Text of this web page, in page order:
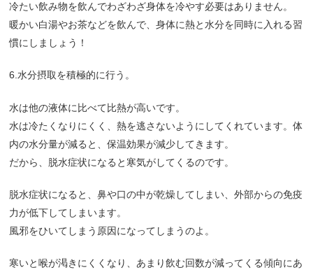
冷たい飲み物を飲んでわざわざ身体を冷やす必要はありません。
暖かい白湯やお茶などを飲んで、身体に熱と水分を同時に入れる習
慣にしましょう！
6.水分摂取を積極的に行う。
水は他の液体に比べて比熱が高いです。
水は冷たくなりにくく、熱を逃さないようにしてくれています。体
内の水分量が減ると、保温効果が減少してきます。
だから、脱水症状になると寒気がしてくるのです。
脱水症状になると、鼻や口の中が乾燥してしまい、外部からの免疫
力が低下してしまいます。
風邪をひいてしまう原因になってしまうのよ。
寒いと喉が渇きにくくなり、あまり飲む回数が減ってくる傾向にあ